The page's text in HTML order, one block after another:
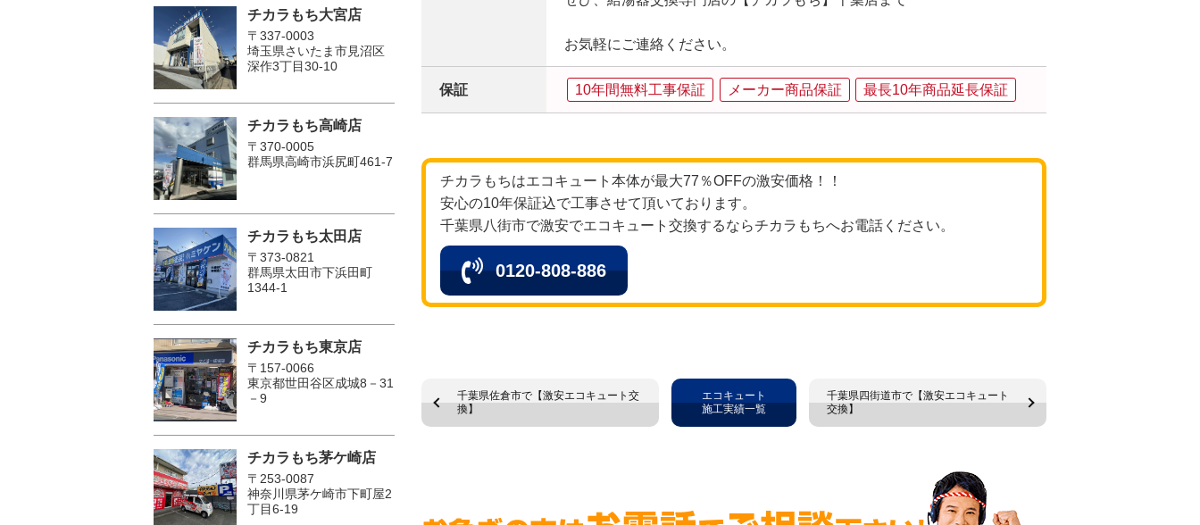
お気軽にご連絡ください。
保証 10年間無料工事保証 メーカー商品保証 最長10年商品延長保証
チカラもちはエコキュート本体が最大77％OFFの激安価格！！
安心の10年保証込で工事させて頂いております。
千葉県八街市で激安でエコキュート交換するならチカラもちへお電話ください。
0120-808-886
千葉県佐倉市で【激安エコキュート交
換】
千葉県四街道市で【激安エコキュート
交換】
エコキュート
施工実績一覧
チカラもち大宮店
〒337-0003
埼玉県さいたま市見沼区
深作3丁目30-10
チカラもち高崎店
〒370-0005
群馬県高崎市浜尻町461-7
チカラもち太田店
〒373-0821
群馬県太田市下浜田町
1344-1
チカラもち東京店
〒157-0066
東京都世田谷区成城8－31
－9
チカラもち茅ケ崎店
〒253-0087
神奈川県茅ケ崎市下町屋2
丁目6-19